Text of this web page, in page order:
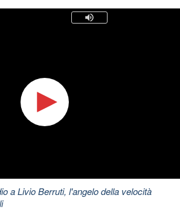
a Livio Berruti, l'angelo della velocità